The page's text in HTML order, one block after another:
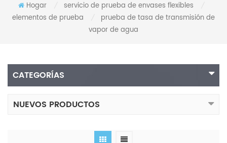
Hogar servicio de prueba de envases flexibles
elementos de prueba
prueba de tasa de transmisión de
vapor de agua
CATEGORÍAS
NUEVOS PRODUCTOS